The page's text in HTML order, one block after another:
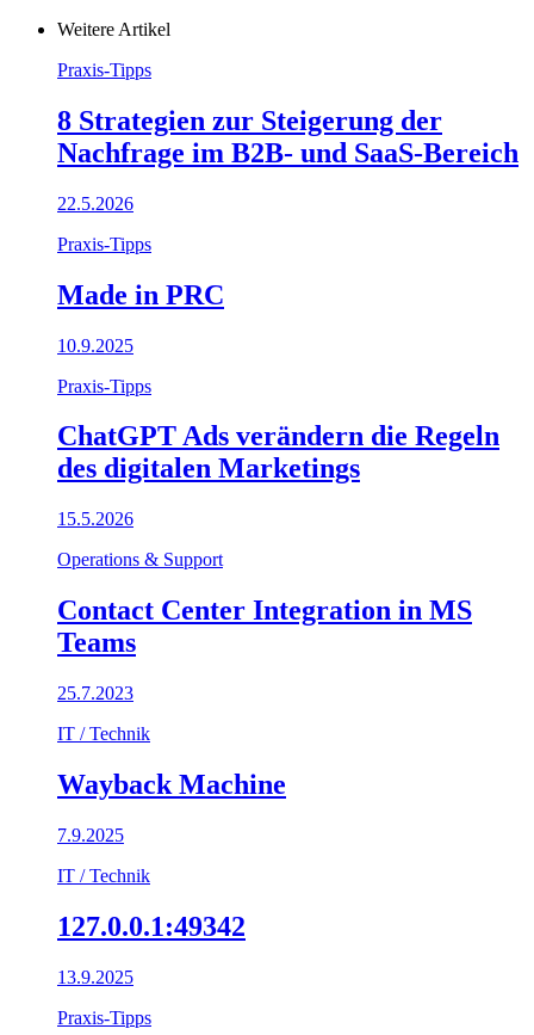
Weitere Artikel
Praxis-Tipps
8 Strategien zur Steigerung der
Nachfrage im B2B- und SaaS-Bereich
22.5.2026
Praxis-Tipps
Made in PRC
10.9.2025
Praxis-Tipps
ChatGPT Ads verändern die Regeln
des digitalen Marketings
15.5.2026
Operations & Support
Contact Center Integration in MS
Teams
25.7.2023
IT / Technik
Wayback Machine
7.9.2025
IT / Technik
127.0.0.1:49342
13.9.2025
Praxis-Tipps